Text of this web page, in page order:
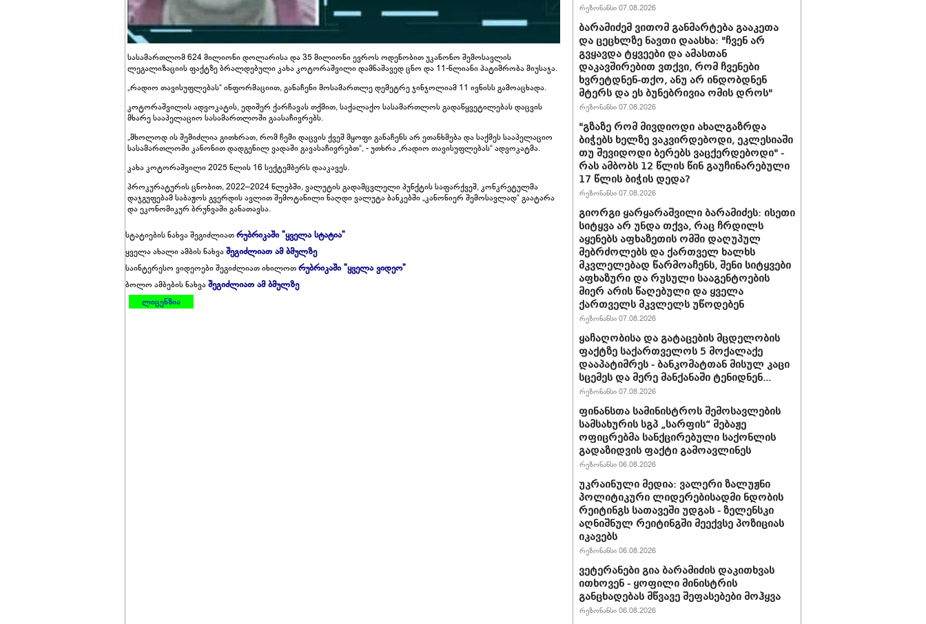
სასამართლომ 624 მილიონი დოლარისა და 35 მილიონი ევროს ოდენობით უკანონო შემოსავლის
ლეგალიზაციის ფაქტზე ბრალდებული კახა კოტორაშვილი დამნაშავედ ცნო და 11-წლიანი პატიმრობა მიუსაჯა.
„რადიო თავისუფლებას“ ინფორმაციით, განაჩენი მოსამართლე დემეტრე ჯინჯოლიამ 11 ივნისს გამოაცხადა.
კოტორაშვილის ადვოკატის, ედიშერ ქარჩავას თქმით, საქალაქო სასამართლოს გადაწყვეტილებას დაცვის
მხარე სააპელაციო სასამართლოში გაასაჩივრებს.
„მხოლოდ ის შემიძლია გითხრათ, რომ ჩემი დაცვის ქვეშ მყოფი განაჩენს არ ეთანხმება და საქმეს სააპელაციო
სასამართლოში კანონით დადგენილ ვადაში გავასაჩივრებთ“, - უთხრა „რადიო თავისუფლებას“ ადვოკატმა.
კახა კოტორაშვილი 2025 წლის 16 სექტემბერს დააკავეს.
პროკურატურის ცნობით, 2022–2024 წლებში, ვალუტის გადამცვლელი პუნქტის საფარქვეშ, კონკრეტულმა
დაჯგუფებამ საბაჟოს გვერდის ავლით შემოტანილი ნაღდი ვალუტა ბანკებში „კანონიერ შემოსავლად“ გაატარა
და ეკონომიკურ ბრუნვაში განათავსა.
სტატიების ნახვა შეგიძლიათრუბრიკაში "ყველა სტატია"
ყველა ახალი ამბის ნახვაშეგიძლიათ ამ ბმულზე
საინტერესო ვიდეოები შეგიძლიათ იხილოთრუბრიკაში "ყველა ვიდეო"
ბოლო ამბების ნახვაშეგიძლიათ ამ ბმულზე
ლიცენზია
რეზონანსი 07.08.2026
ბარამიძემ ვითომ განმარტება გააკეთა
და ცეცხლზე ნავთი დაასხა: "ჩვენ არ
გვყავდა ტყვეები და ამასთან
დაკავშირებით ვთქვი, რომ ჩვენები
ხვრეტდნენ-თქო, ანუ არ ინდობდნენ
მტერს და ეს ბუნებრივია ომის დროს"
რეზონანსი 07.08.2026
"გზაზე რომ მივდიოდი ახალგაზრდა
ბიჭებს ხელზე ვაკვირდებოდი, ეკლესიაში
თუ შევიდოდი ბერებს ვაცქერდებოდი" -
რას ამბობს 12 წლის წინ გაუჩინარებული
17 წლის ბიჭის დედა?
რეზონანსი 07.08.2026
გიორგი ყარყარაშვილი ბარამიძეს: ისეთი
სიტყვა არ უნდა თქვა, რაც ჩრდილს
აყენებს აფხაზეთის ომში დაღუპულ
მებრძოლებს და ქართველ ხალხს
მკვლელებად წარმოაჩენს, შენი სიტყვები
აფხაზური და რუსული სააგენტოების
მიერ არის წაღებული და ყველა
ქართველს მკვლელს უწოდებენ
რეზონანსი 07.08.2026
ყაჩაღობისა და გატაცების მცდელობის
ფაქტზე საქართველოს 5 მოქალაქე
დააპატიმრეს - ბანკომატთან მისულ კაცი
სცემეს და მერე მანქანაში ტენიდნენ...
რეზონანსი 07.08.2026
ფინანსთა სამინისტროს შემოსავლების
სამსახურის სგპ „სარფის“ მებაჟე
ოფიცრებმა სანქცირებული საქონლის
გადაზიდვის ფაქტი გამოავლინეს
რეზონანსი 06.08.2026
უკრაინული მედია: ვალერი ზალუჟნი
პოლიტიკური ლიდერებისადმი ნდობის
რეიტინგს სათავეში უდგას - ზელენსკი
აღნიშნულ რეიტინგში მეექვსე პოზიციას
იკავებს
რეზონანსი 06.08.2026
ვეტერანები გია ბარამიძის დაკითხვას
ითხოვენ - ყოფილი მინისტრის
განცხადებას მწვავე შეფასებები მოჰყვა
რეზონანსი 06.08.2026